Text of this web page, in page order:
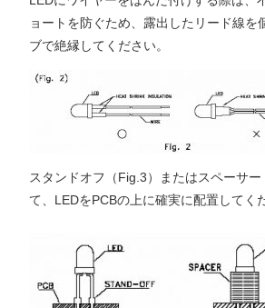
ョートを防ぐため、露出したリード線を
ブで絶縁してください。
スタンドオフ（Fig.3）またはスペーサ
て、LEDをPCBの上に確実に配置してく